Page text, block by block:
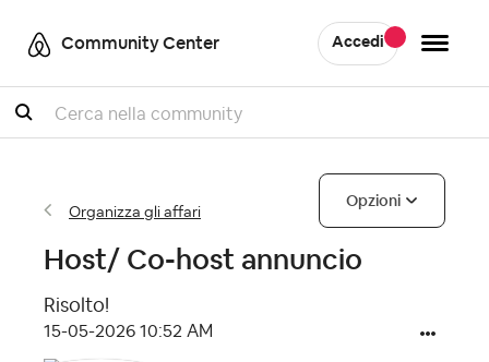
Community Center Accedi
Cercare
Organizza gli affari
Opzioni
Host/ Co-host annuncio
Risolto!
‎15-05-2026 10:52 AM